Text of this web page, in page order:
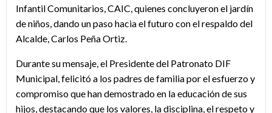
Infantil Comunitarios, CAIC, quienes concluyeron el jardín
de niños, dando un paso hacia el futuro con el respaldo del
Alcalde, Carlos Peña Ortiz.
Durante su mensaje, el Presidente del Patronato DIF
Municipal, felicitó a los padres de familia por el esfuerzo y
compromiso que han demostrado en la educación de sus
hijos, destacando que los valores, la disciplina, el respeto y